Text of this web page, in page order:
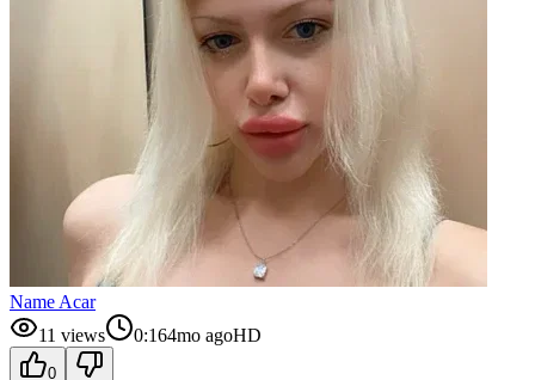
Name Acar
11 views 0:164mo agoHD
0